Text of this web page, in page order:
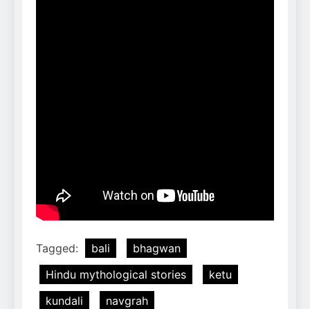
Tagged: bali
bhagwan
Hindu mythological stories
ketu
kundali
navgrah